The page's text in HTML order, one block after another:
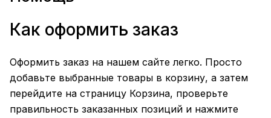
Как оформить заказ
Оформить заказ на нашем сайте легко. Просто
добавьте выбранные товары в корзину, а затем
перейдите на страницу Корзина, проверьте
правильность заказанных позиций и нажмите